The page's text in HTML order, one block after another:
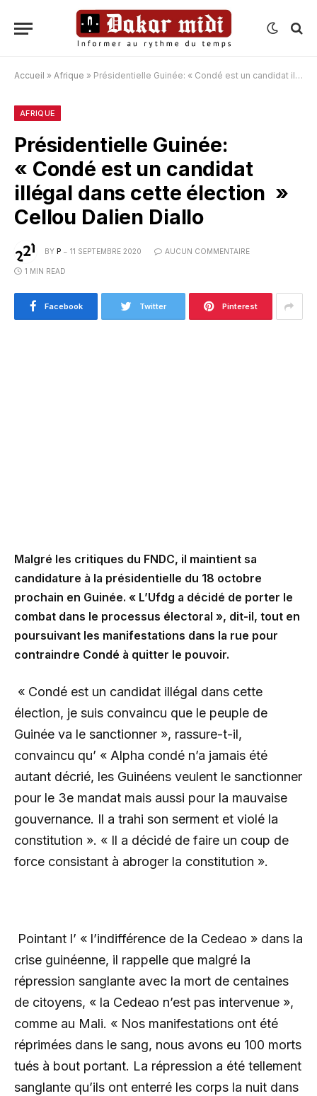
Accueil » Afrique » Présidentielle Guinée: « Condé est un candidat illégal dans cette élection » Cellou Dalien Diallo
AFRIQUE
Présidentielle Guinée:
« Condé est un candidat
illégal dans cette élection »
Cellou Dalien Diallo
BY P 11 SEPTEMBRE 2020 AUCUN COMMENTAIRE
1 MIN READ
Facebook Twitter Pinterest
Malgré les critiques du FNDC, il maintient sa
candidature à la présidentielle du 18 octobre
prochain en Guinée. « L’Ufdg a décidé de porter le
combat dans le processus électoral », dit-il, tout en
poursuivant les manifestations dans la rue pour
contraindre Condé à quitter le pouvoir.
« Condé est un candidat illégal dans cette
élection, je suis convaincu que le peuple de
Guinée va le sanctionner », rassure-t-il,
convaincu qu’ « Alpha condé n’a jamais été
autant décrié, les Guinéens veulent le sanctionner
pour le 3e mandat mais aussi pour la mauvaise
gouvernance. Il a trahi son serment et violé la
constitution ». « Il a décidé de faire un coup de
force consistant à abroger la constitution ».
Pointant l’ « l’indifférence de la Cedeao » dans la
crise guinéenne, il rappelle que malgré la
répression sanglante avec la mort de centaines
de citoyens, « la Cedeao n’est pas intervenue »,
comme au Mali. « Nos manifestations ont été
réprimées dans le sang, nous avons eu 100 morts
tués à bout portant. La répression a été tellement
sanglante qu’ils ont enterré les corps la nuit dans